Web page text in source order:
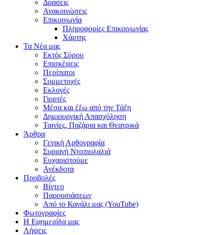
Δράσεις
Ανακοινώσεις
Επικοινωνία
Πληροφορίες Επικοινωνίας
Χάρτης
Τα Νέα μας
Εκτός Σύρου
Επισκέψεις
Περίπατοι
Συμμετοχές
Εκλογές
Γιορτές
Μέσα και έξω από την Τάξη
Δημιουργική Απασχόληση
Ταινίες, Παζάρια και Θεατρικά
Άρθρα
Γενική Αρθογραφία
Συριανή Ντοπιολαλιά
Ευχαριστούμε
Ανέκδοτα
Προβολές
Βίντεο
Παρουσιάσεων
Από το Κανάλι μας (YouTube)
Φωτογραφίες
Η Εφημερίδα μας
Λήψεις